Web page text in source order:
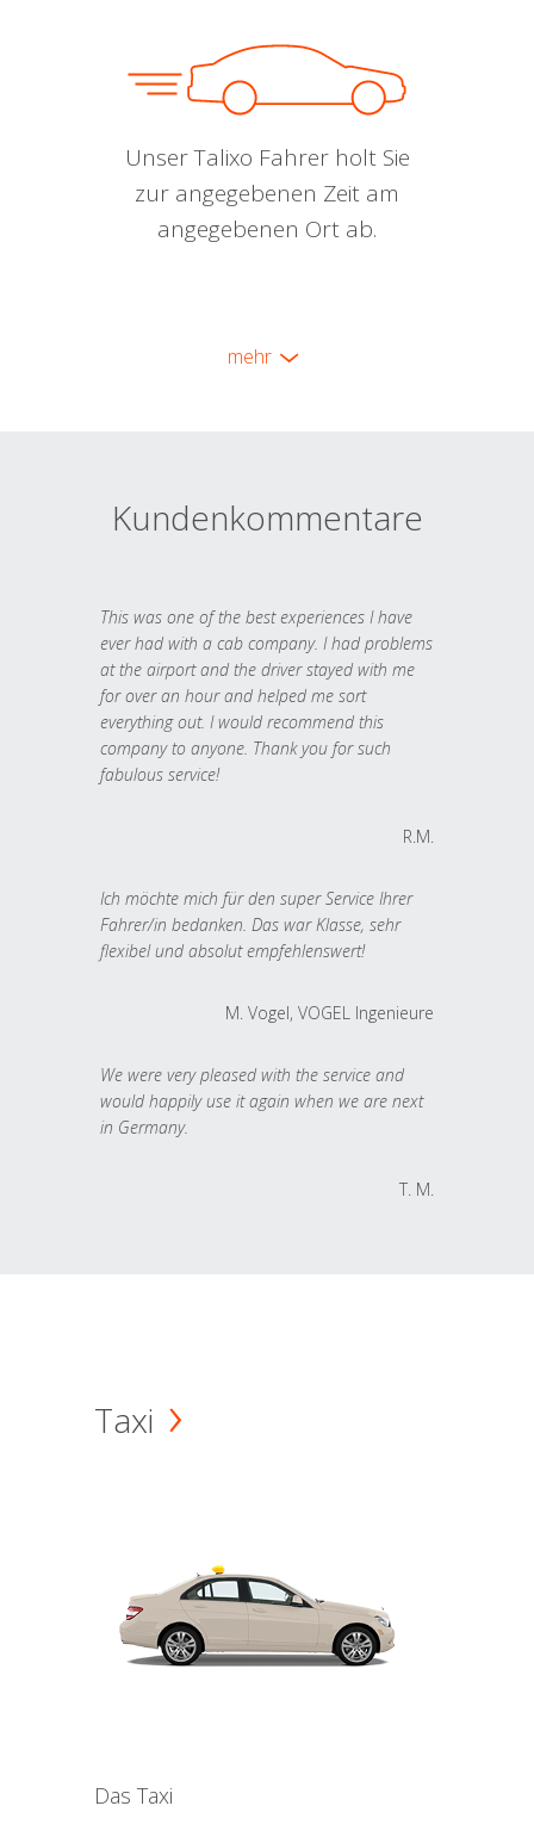
Unser Talixo Fahrer holt Sie
zur angegebenen Zeit am
angegebenen Ort ab.
mehr
Kundenkommentare
This was one of the best experiences I have
ever had with a cab company. I had problems
at the airport and the driver stayed with me
for over an hour and helped me sort
everything out. I would recommend this
company to anyone. Thank you for such
fabulous service!
R.M.
Ich möchte mich für den super Service Ihrer
Fahrer/in bedanken. Das war Klasse, sehr
flexibel und absolut empfehlenswert!
M. Vogel, VOGEL Ingenieure
We were very pleased with the service and
would happily use it again when we are next
in Germany.
T. M.
Taxi
Das Taxi